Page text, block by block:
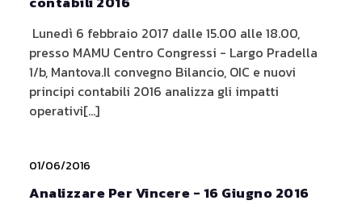
Lunedì 6 febbraio 2017 dalle 15.00 alle 18.00,
presso MAMU Centro Congressi - Largo Pradella
1/b, Mantova.Il convegno Bilancio, OIC e nuovi
principi contabili 2016 analizza gli impatti
operativi[...]
01/06/2016
Analizzare Per Vincere - 16 Giugno 2016